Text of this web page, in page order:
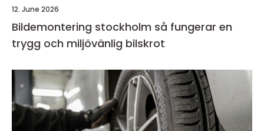
12. June 2026
Bildemontering stockholm så fungerar en
trygg och miljövänlig bilskrot